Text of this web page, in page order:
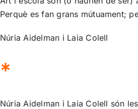
Perquè es fan grans mútuament;
Núria Aidelman i Laia Colell
*
Núria Aidelman i Laia Colell són